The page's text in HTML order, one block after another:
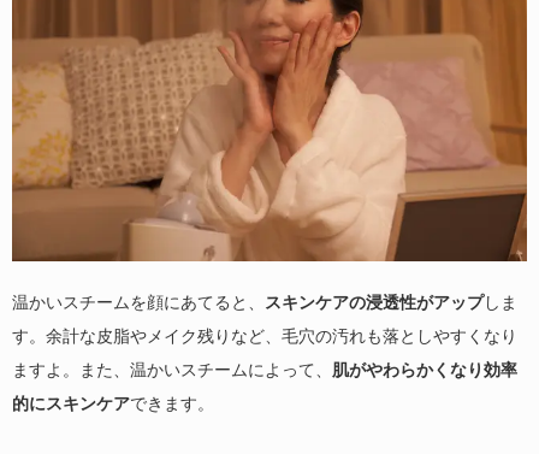
温かいスチームを顔にあてると、 スキンケアの浸透性がアップしま
す。余計な皮脂やメイク残りなど、毛穴の汚れも落としやすくなり
ますよ。また、温かいスチームによって、 肌がやわらかくなり効率
的にスキンケアできます。